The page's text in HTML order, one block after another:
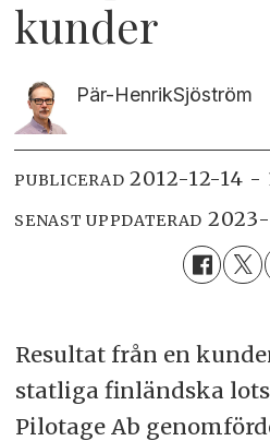
kunder
Pär-HenrikSjöström
PUBLICERAD 2012-12-14 -
SENAST UPPDATERAD
Resultat från en
statliga finländska
Pilotage Ab